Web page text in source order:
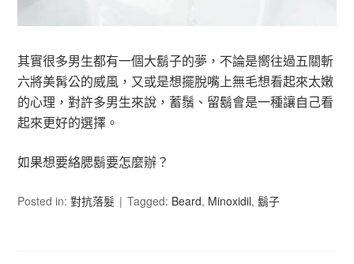
其實很多男生都有一個大鬍子的夢，不論是嚮往過五關斬
六將美髯公的威風，又或是想擺脫嘴上無毛想看起來太嫩
的心理，對許多男生來說，蓄鬚、留鬍會是一種讓自己看
起來更好的選擇。
如果想要絡腮鬍要怎麼辦？
Posted in:對抗落髮 Tagged: Beard, Minoxidil,鬍子